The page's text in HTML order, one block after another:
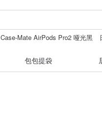
Case-Mate AirPods Pro2 哑光黑
包包提袋